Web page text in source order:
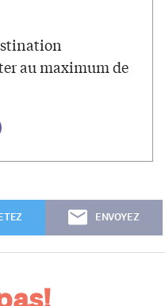
au maximum de
ENVOYEZ